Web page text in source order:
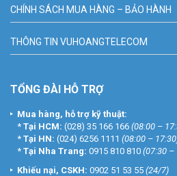
CHÍNH SÁCH MUA HÀNG – BẢO HÀNH
THÔNG TIN VUHOANGTELECOM
TỔNG ĐÀI HỖ TRỢ
Mua hàng, hỗ trợ kỹ thuật:
* Tại HCM: (028) 35 166 166 (08:00 –
* Tại HN: (024) 6256 1111 (08:00 –
* Tại Nha Trang: 0915 810 810 (07:30 –
Khiếu nại, CSKH: 0902 51 53 55 (24/7)